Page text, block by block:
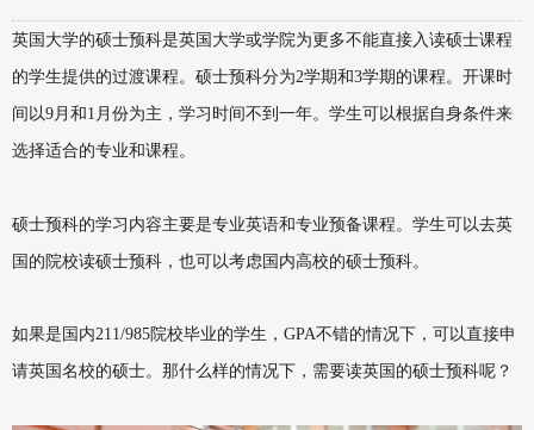
英国大学的硕士预科是英国大学或学院为更多不能直接入读硕士课程
的学生提供的过渡课程。硕士预科分为2学期和3学期的课程。开课时
间以9月和1月份为主，学习时间不到一年。学生可以根据自身条件来
选择适合的专业和课程。
硕士预科的学习内容主要是专业英语和专业预备课程。 学生可以去英
国的院校读硕士预科，也可以考虑国内高校的硕士预科。
如果是国内211/985院校毕业的学生，GPA不错的情况下，可以直接申
请英国名校的硕士。那什么样的情况下，需要读英国的硕士预科呢？